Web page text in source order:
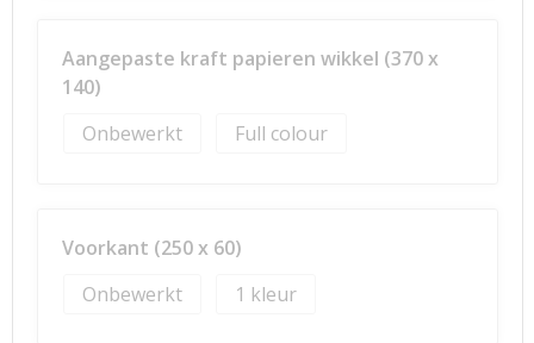
Aangepaste kraft papieren wikkel (370 x
140)
Onbewerkt
Full colour
Voorkant (250 x 60)
Onbewerkt
1